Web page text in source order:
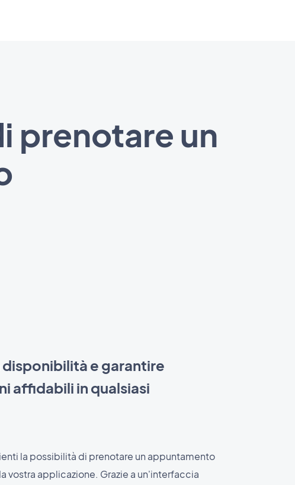
prenotare un
disponibilità e garantire
affidabili in qualsiasi
la possibilità di prenotare un appuntamento
vostra applicazione. Grazie a un'interfaccia